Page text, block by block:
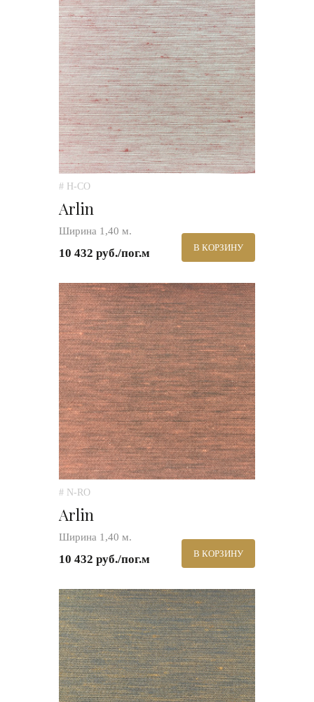
# H-CO
Arlin
Ширина 1,40 м.
10 432 руб./пог.м В КОРЗИНУ
# N-RO
Arlin
Ширина 1,40 м.
10 432 руб./пог.м В КОРЗИНУ